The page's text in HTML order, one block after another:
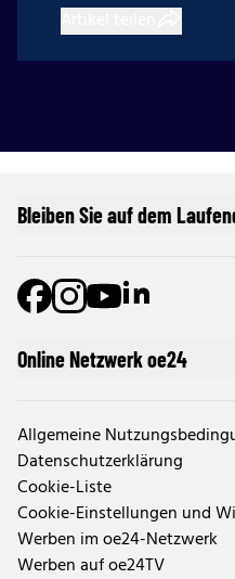
Online Netzwerk oe24
Allgemeine
Datenschutzerklärung
Cookie-Liste
Cookie-Einstellungen und
Werben im oe24-Netzwerk
Werben auf oe24TV
Bleiben Sie auf dem